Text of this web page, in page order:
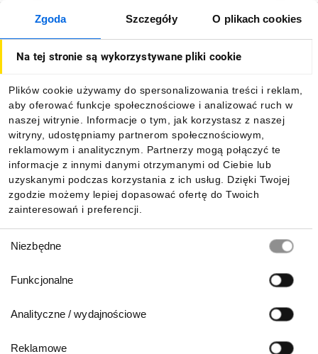
Zgoda Szczegóły O plikach cookies
Na tej stronie są wykorzystywane pliki cookie
Plików cookie używamy do spersonalizowania treści i reklam,
aby oferować funkcje społecznościowe i analizować ruch w
naszej witrynie. Informacje o tym, jak korzystasz z naszej
witryny, udostępniamy partnerom społecznościowym,
reklamowym i analitycznym. Partnerzy mogą połączyć te
informacje z innymi danymi otrzymanymi od Ciebie lub
uzyskanymi podczas korzystania z ich usług. Dzięki Twojej
zgodzie możemy lepiej dopasować ofertę do Twoich
zainteresowań i preferencji.
zgody
Niezbędne
Funkcjonalne
Analityczne / wydajnościowe
Reklamowe
O firmie
Informacje
Pobierz naszą aplikację mobilną: